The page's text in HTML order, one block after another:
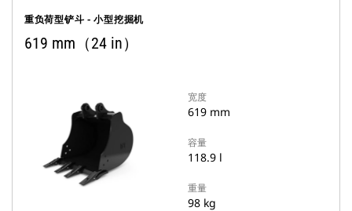
重负荷型铲斗 - 小型挖掘机
619 mm（24 in）
宽度
619 mm
容量
118.9 l
重量
98 kg